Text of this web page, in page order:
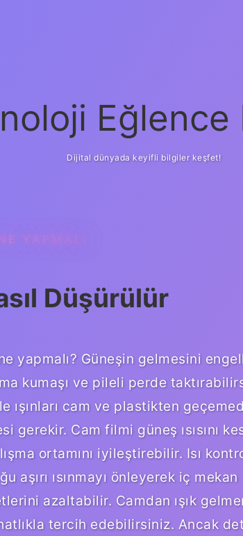
Eğlence
Dijital dünyada keyifli bilgiler keşfet!
YAPMALI
Düşürülür
yapmalı? Güneşin gelmesini
kumaşı ve pileli perde
ışınları cam ve plastikten
gerekir. Cam filmi güneş ısısını
ortamını iyileştirebilir. Isı
aşırı ısınmayı önleyerek iç mekan
azaltabilir. Camdan ışık
tercih edebilirsiniz. Ancak